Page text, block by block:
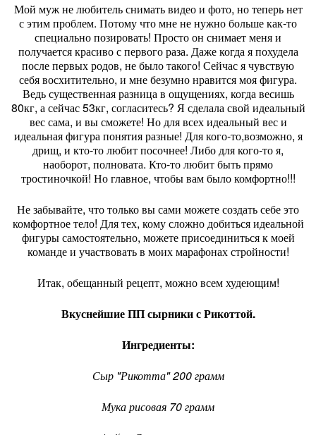
Мой муж не любитель снимать видео и фото, но теперь нет
с этим проблем. Потому что мне не нужно больше как-то
специально позировать! Просто он снимает меня и
получается красиво с первого раза. Даже когда я похудела
после первых родов, не было такого! Сейчас я чувствую
себя восхитительно, и мне безумно нравится моя фигура.
Ведь существенная разница в ощущениях, когда весишь
80кг, а сейчас 53кг, согласитесь? Я сделала свой идеальный
вес сама, и вы сможете! Но для всех идеальный вес и
идеальная фигура понятия разные! Для кого-то,возможно, я
дрищ, и кто-то любит посочнее! Либо для кого-то я,
наоборот, полновата. Кто-то любит быть прямо
тростиночкой! Но главное, чтобы вам было комфортно!!!
Не забывайте, что только вы сами можете создать себе это
комфортное тело! Для тех, кому сложно добиться идеальной
фигуры самостоятельно, можете присоединиться к моей
команде и участвовать в моих марафонах стройности!
Итак, обещанный рецепт, можно всем худеющим!
Вкуснейшие ПП сырники с Рикоттой.
Ингредиенты:
Сыр "Рикотта" 200 грамм
Мука рисовая 70 грамм